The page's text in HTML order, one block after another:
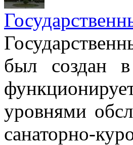
был создан
уровнями
санаторно-